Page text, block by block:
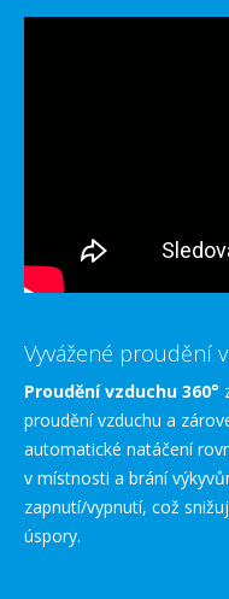
Vyvážené proudění
Proudění vzduchu 360°
proudění vzduchu a
automatické natáčení
v místnosti a brání
zapnutí/vypnutí, což
úspory.